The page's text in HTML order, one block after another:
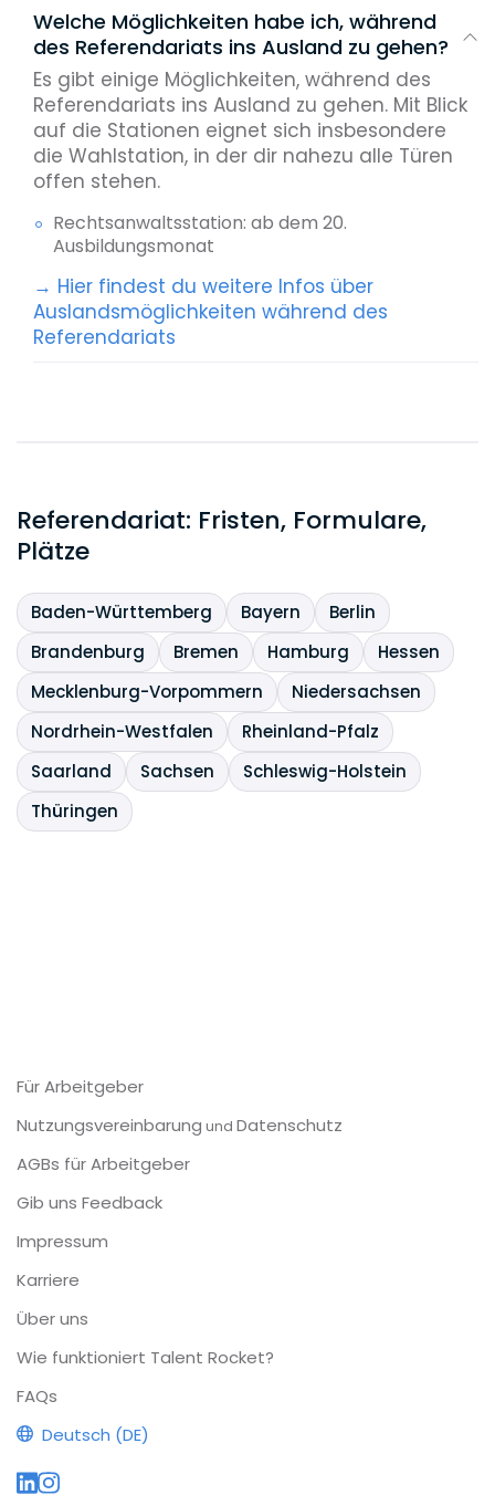
Welche Möglichkeiten habe ich, während
des Referendariats ins Ausland zu gehen?
Es gibt einige Möglichkeiten, während des
Referendariats ins Ausland zu gehen. Mit Blick
auf die Stationen eignet sich insbesondere
die Wahlstation, in der dir nahezu alle Türen
offen stehen.
Rechtsanwaltsstation: ab dem 20.
Ausbildungsmonat
→ Hier findest du weitere Infos über
Auslandsmöglichkeiten während des
Referendariats
Referendariat: Fristen, Formulare,
Plätze
Baden-Württemberg Bayern
Berlin
Brandenburg
Bremen Hamburg
Hessen
Mecklenburg-Vorpommern
Niedersachsen
Nordrhein-Westfalen
Rheinland-Pfalz
Saarland
Sachsen
Schleswig-Holstein
Thüringen
Für Arbeitgeber
Nutzungsvereinbarung und Datenschutz
AGBs für Arbeitgeber
Gib uns Feedback
Impressum
Karriere
Über uns
Wie funktioniert Talent Rocket?
FAQs
Deutsch (DE)